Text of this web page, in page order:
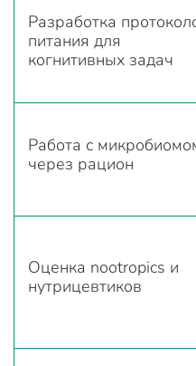
Разработка
питания для
когнитивных задач
Работа с
через рацион
Оценка nootropics и
нутрицевтиков